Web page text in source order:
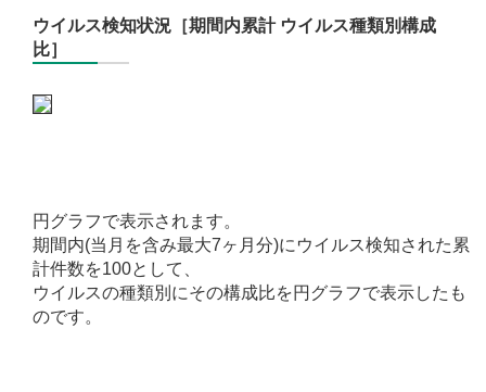
ウイルス検知状況［期間内累計 ウイルス種類別構成
比］
円グラフで表示されます。
期間内(当月を含み最大7ヶ月分)にウイルス検知された累
計件数を100として、
ウイルスの種類別にその構成比を円グラフで表示したも
のです。